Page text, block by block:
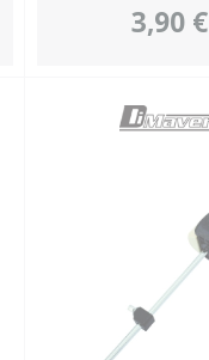
3,90 €